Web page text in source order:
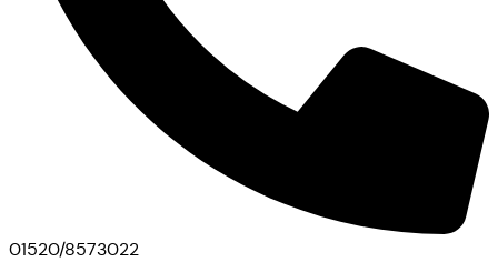
01520/8573022